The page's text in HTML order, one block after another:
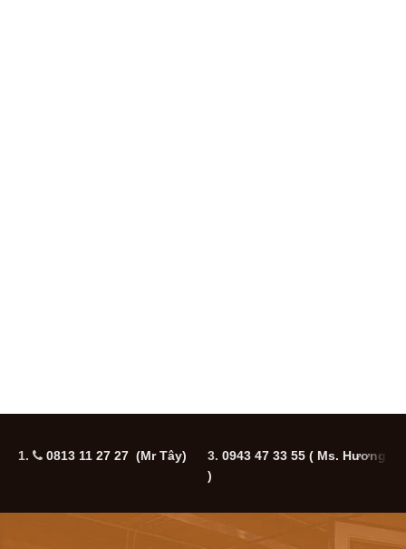
1. 0813 11 27 27 (Mr Tây) 3. 0943 47 33 55 ( Ms. Hương
)